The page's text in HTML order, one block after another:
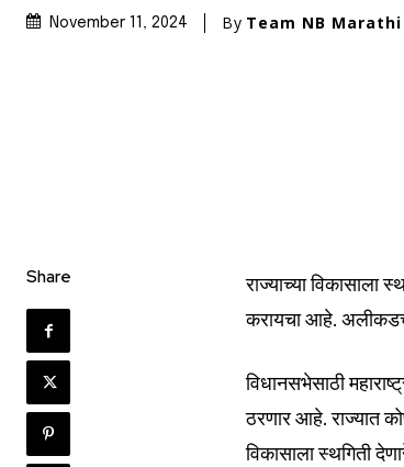
November 11, 2024 By Team NB Marathi
Share
राज्याच्या विकासाला
करायचा आहे.
विधानसभेसाठी
ठरणार आहे. राज्यात
विकासाला स्थगिती